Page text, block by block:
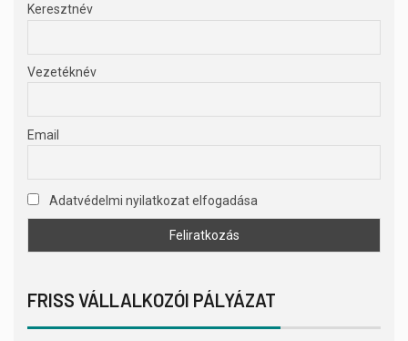
Keresztnév
Vezetéknév
Email
Adatvédelmi nyilatkozat elfogadása
FRISS VÁLLALKOZÓI PÁLYÁZAT